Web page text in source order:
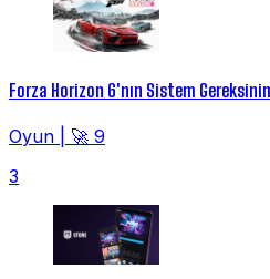
Forza Horizon 6'nın Sistem
Oyun
🚀 9
3